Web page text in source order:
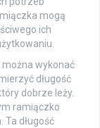
mogą
ich
wykonać
długość
dobrze leży.
ramiączko
Ta długość